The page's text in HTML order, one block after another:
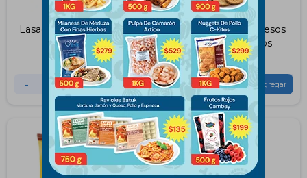
Lasagna de Carne Ble 1.5
KG
$ 924
- +
Lasagna Mix de Quesos
Sadia 600 Gramos
$ 271
- +